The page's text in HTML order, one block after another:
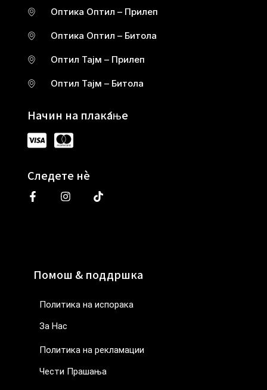
Оптика Оптил – Прилеп
Оптика Оптил – Битола
Оптил Тајм – Прилеп
Оптил Тајм – Битола
Начин на плаќање
Следете нè
Помош & поддршка
Политика на испорака
За Нас
Политика на рекламации
Чести Прашања